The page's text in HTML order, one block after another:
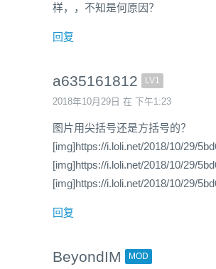
样，，不知是何原因？
回复
a635161812 LV1
2018年10月29日 在 下午1:23
图片用尖括号还是方括号的？
[img]https://i.loli.net/2018/10/29/
[img]https://i.loli.net/2018/10/29/
[img]https://i.loli.net/2018/10/29/
回复
BeyondIM MOD